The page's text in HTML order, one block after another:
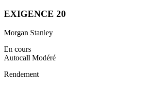
EXIGENCE 20
Morgan Stanley
En cours
Autocall Modéré
Rendement